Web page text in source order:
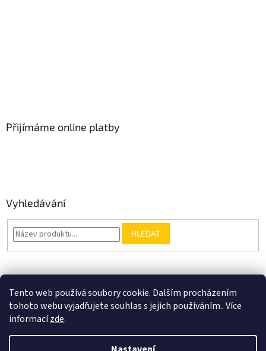
Tento web používá soubory cookie. Dalším procházením
tohoto webu vyjadřujete souhlas s jejich používáním.. Více
informacízde.
Přijímáme online platby
Vyhledávání
HLEDAT
0KS /0 KČ